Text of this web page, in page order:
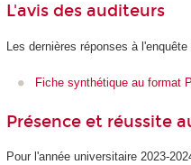
L'avis des auditeurs
Les dernières réponses à
Fiche synthétique au format
Présence et réussite
Pour l'année universitaire 2023-